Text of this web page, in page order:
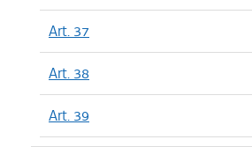
Art. 37
Art. 38
Art. 39